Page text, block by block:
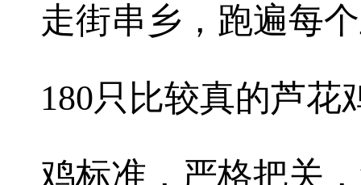
走街串乡，跑遍每
180只比较真的芦
鸡标准，严格把关